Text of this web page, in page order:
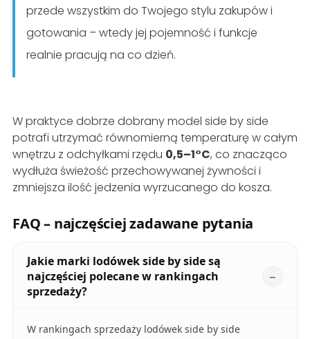
przede wszystkim do Twojego stylu zakupów i
gotowania – wtedy jej pojemność i funkcje
realnie pracują na co dzień.
W praktyce dobrze dobrany model side by side
potrafi utrzymać równomierną temperaturę w całym
wnętrzu z odchyłkami rzędu 0,5–1°C, co znacząco
wydłuża świeżość przechowywanej żywności i
zmniejsza ilość jedzenia wyrzucanego do kosza.
FAQ – najczęściej zadawane pytania
Jakie marki lodówek side by side są
najczęściej polecane w rankingach
sprzedaży?
W rankingach sprzedaży lodówek side by side